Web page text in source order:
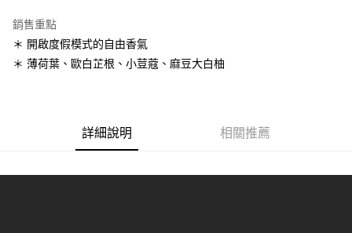
每筆NT$65，滿NT$1,500(含以上)免運費
銷售重點
＊ 開啟度假模式的自由香氣
＊ 薄荷葉、歐白芷根、小荳蔻、麻豆大白柚
詳細說明 相關推薦